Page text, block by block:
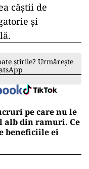
căștii de
și
știrile? Urmărește
pe care nu le
alb din ramuri. Ce
beneficiile ei